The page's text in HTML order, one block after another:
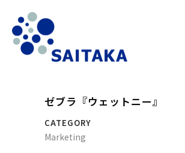
ゼブラ『ウェットニー』
CATEGORY
Marketing